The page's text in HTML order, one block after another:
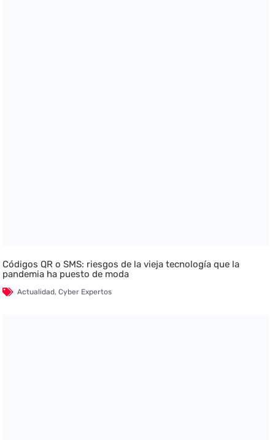
Códigos QR o SMS: riesgos de la vieja tecnología que la
pandemia ha puesto de moda
Actualidad,Cyber Expertos